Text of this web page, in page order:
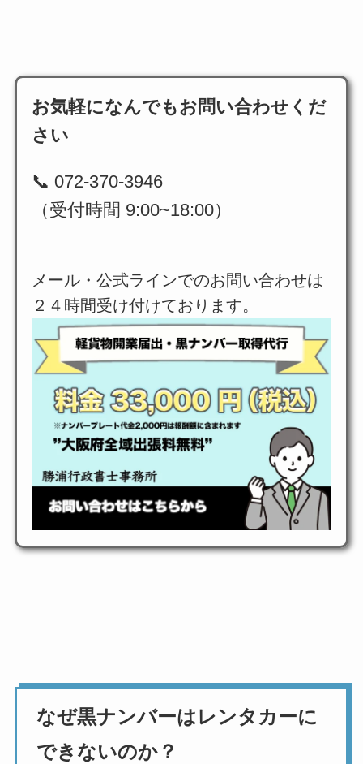
お気軽になんでもお問い合わせくだ
さい
📞 072-370-3946
（受付時間 9:00~18:00）
メール・公式ラインでのお問い合わせは
２４時間受け付けております。
なぜ黒ナンバーはレンタカーに
できないのか？